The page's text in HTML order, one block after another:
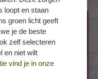
loopt en staan
groen licht geeft
je de beste
zelf selecteren
en niet wilt
vind je in onze